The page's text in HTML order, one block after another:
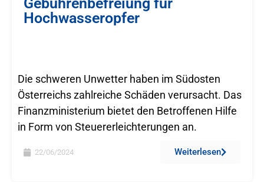
Hochwasseropfer
Die schweren Unwetter haben im Südosten
Österreichs zahlreiche Schäden verursacht. Das
Finanzministerium bietet den Betroffenen Hilfe
in Form von Steuererleichterungen an.
22/06/2024 Weiterlesen